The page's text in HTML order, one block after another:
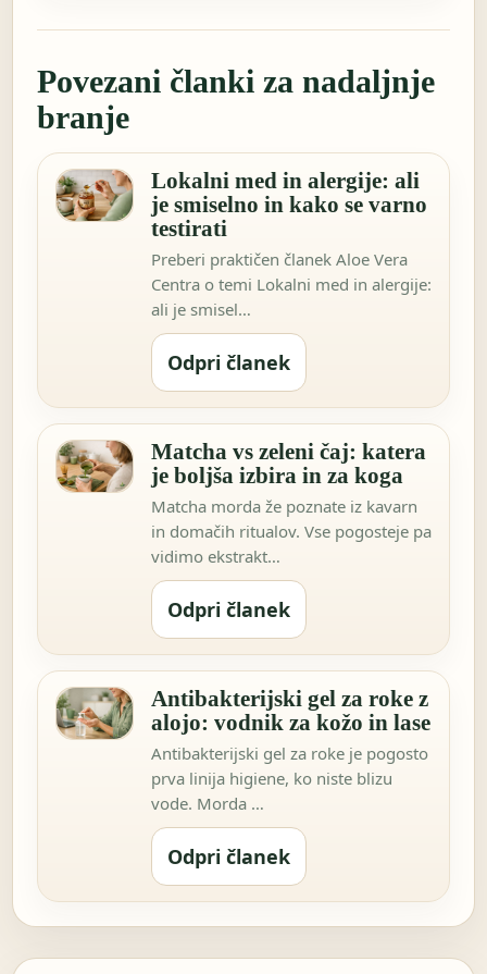
Povezani članki za nadaljnje
branje
Lokalni med in alergije: ali
je smiselno in kako se varno
testirati
Preberi praktičen članek Aloe Vera
Centra o temi Lokalni med in alergije:
ali je smisel…
Odpri članek
Matcha vs zeleni čaj: katera
je boljša izbira in za koga
Matcha morda že poznate iz kavarn
in domačih ritualov. Vse pogosteje pa
vidimo ekstrakt…
Odpri članek
Antibakterijski gel za roke z
alojo: vodnik za kožo in lase
Antibakterijski gel za roke je pogosto
prva linija higiene, ko niste blizu
vode. Morda …
Odpri članek